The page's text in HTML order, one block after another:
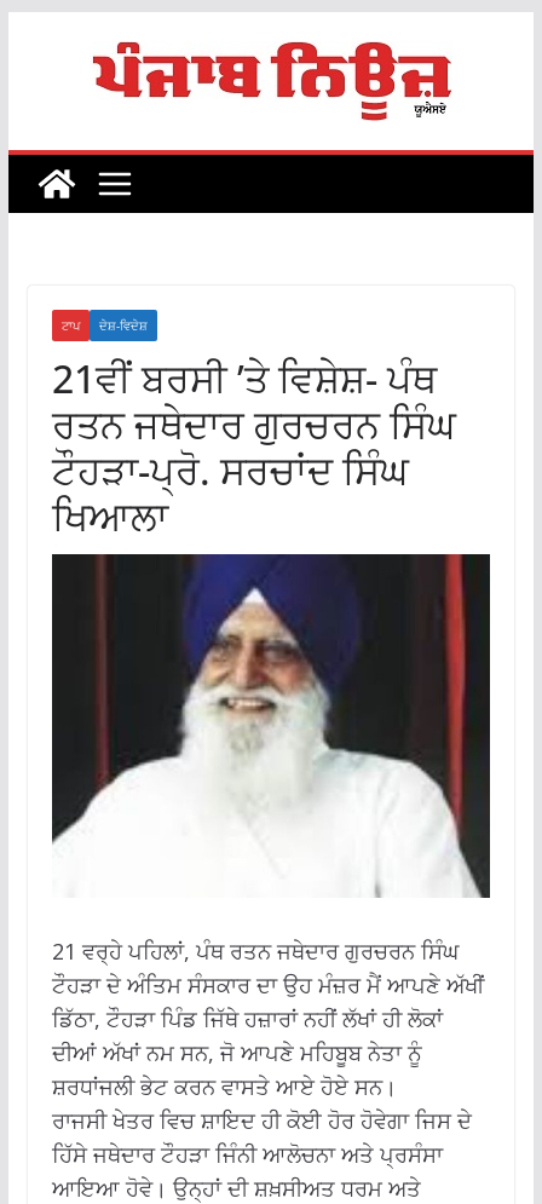
ਟਾਪ ਦੇਸ਼-ਵਿਦੇਸ਼
21ਵੀਂ ਬਰਸੀ ’ਤੇ ਵਿਸ਼ੇਸ਼- ਪੰਥ
ਰਤਨ ਜਥੇਦਾਰ ਗੁਰਚਰਨ ਸਿੰਘ
ਟੌਹੜਾ-ਪ੍ਰੋ. ਸਰਚਾਂਦ ਸਿੰਘ
ਖਿਆਲਾ
21 ਵਰ੍ਹੇ ਪਹਿਲਾਂ, ਪੰਥ ਰਤਨ ਜਥੇਦਾਰ ਗੁਰਚਰਨ ਸਿੰਘ
ਟੌਹੜਾ ਦੇ ਅੰਤਿਮ ਸੰਸਕਾਰ ਦਾ ਉਹ ਮੰਜ਼ਰ ਮੈਂ ਆਪਣੇ ਅੱਖੀਂ
ਡਿੱਠਾ, ਟੌਹੜਾ ਪਿੰਡ ਜਿੱਥੇ ਹਜ਼ਾਰਾਂ ਨਹੀਂ ਲੱਖਾਂ ਹੀ ਲੋਕਾਂ
ਦੀਆਂ ਅੱਖਾਂ ਨਮ ਸਨ, ਜੋ ਆਪਣੇ ਮਹਿਬੂਬ ਨੇਤਾ ਨੂੰ
ਸ਼ਰਧਾਂਜਲੀ ਭੇਟ ਕਰਨ ਵਾਸਤੇ ਆਏ ਹੋਏ ਸਨ।
ਰਾਜਸੀ ਖੇਤਰ ਵਿਚ ਸ਼ਾਇਦ ਹੀ ਕੋਈ ਹੋਰ ਹੋਵੇਗਾ ਜਿਸ ਦੇ
ਹਿੱਸੇ ਜਥੇਦਾਰ ਟੌਹੜਾ ਜਿੰਨੀ ਆਲੋਚਨਾ ਅਤੇ ਪ੍ਰਸੰਸਾ
ਆਇਆ ਹੋਵੇ। ਉਨ੍ਹਾਂ ਦੀ ਸ਼ਖ਼ਸੀਅਤ ਧਰਮ ਅਤੇ